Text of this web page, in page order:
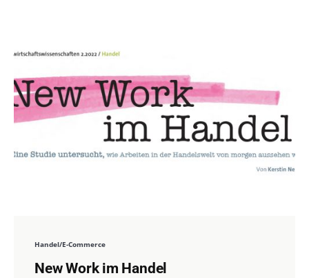
Handel/E-Commerce
New Work im Handel